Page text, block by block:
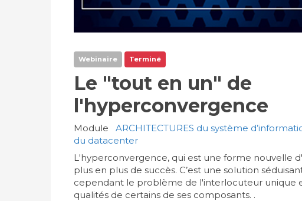
Webinaire Terminé
Le "tout en un" de
l'hyperconvergence
Module
ARCHITECTURES du système
du datacenter
L'hyperconvergence, qui est une forme nouvelle
plus en plus de succès. C’est une solution
cependant le problème de l'interlocuteur unique
qualités de certains de ses composants. .